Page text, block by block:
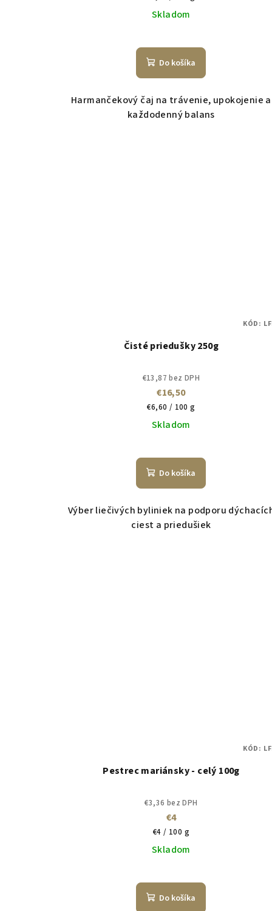
cena:
Skladom
Do košíka
Harmančekový čaj na trávenie, upokojenie a
každodenný balans
Čisté priedušky 250g
€13,87 bez DPH
€16,50
Jednotková
cena:
€6,60 / 100 g
Skladom
Do košíka
Výber liečivých byliniek na podporu
ciest a priedušiek
KÓD:
Pestrec mariánsky - celý 100g
€3,36 bez DPH
€4
Jednotková
cena:
€4 / 100 g
Skladom
Do košíka
KÓD: